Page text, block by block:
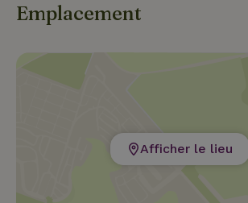
Emplacement
Afficher le lieu